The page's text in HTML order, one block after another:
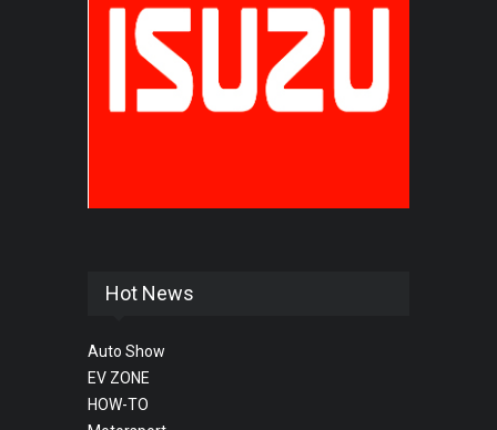
Hot News
Auto Show
EV ZONE
HOW-TO